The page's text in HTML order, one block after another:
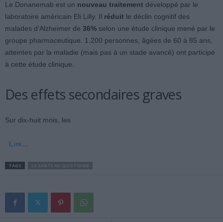
Le Donanemab est un nouveau traitement développé par le
laboratoire américain Eli Lilly. Il réduit le déclin cognitif des
malades d’Alzheimer de 36% selon une étude clinique mené par le
groupe pharmaceutique. 1.200 personnes, âgées de 60 à 85 ans,
atteintes par la maladie (mais pas à un stade avancé) ont participé
à cette étude clinique.
Des effets secondaires graves
Sur dix-huit mois, les
Lire…
TAGS